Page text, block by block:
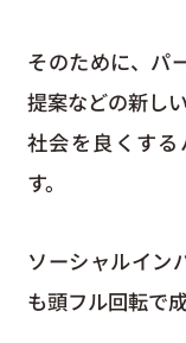
そのために、パ
提案などの新し
社会を良くす
す。
ソーシャルイン
も頭フル回転で